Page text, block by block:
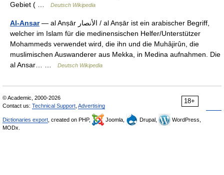
Gebiet ( …
Deutsch Wikipedia
Al-Ansar— al Anṣār ‏الأنصار‎ / al Anṣār ist ein arabischer Begriff,
welcher im Islam für die medinensischen Helfer/Unterstützer
Mohammeds verwendet wird, die ihn und die Muhâjirûn, die
muslimischen Auswanderer aus Mekka, in Medina aufnahmen. Die
al Ansar… …
Deutsch Wikipedia
18+
© Academic, 2000-2026
Contact us: Technical Support Advertising
Dictionaries export , created on PHP, Joomla, Drupal,
WordPress,
MODx.